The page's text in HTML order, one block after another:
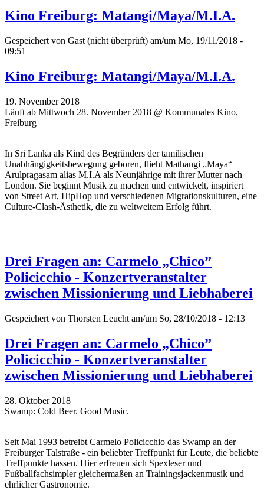
Kino Freiburg: Matangi/Maya/M.I.A.
Gespeichert von Gast (nicht überprüft) am/um Mo, 19/11/2018 -
09:51
Kino Freiburg: Matangi/Maya/M.I.A.
19. November 2018
Läuft ab Mittwoch 28. November 2018 @ Kommunales Kino,
Freiburg
In Sri Lanka als Kind des Begründers der tamilischen
Unabhängigkeitsbewegung geboren, flieht Mathangi „Maya“
Arulpragasam alias M.I.A als Neunjährige mit ihrer Mutter nach
London. Sie beginnt Musik zu machen und entwickelt, inspiriert
von Street Art, HipHop und verschiedenen Migrationskulturen, eine
Culture-Clash-Ästhetik, die zu weltweitem Erfolg führt.
Drei Fragen an: Carmelo „Chico”
Policicchio - Konzertveranstalter
zwischen Missionierung und Liebhaberei
Gespeichert von Thorsten Leucht am/um So, 28/10/2018 - 12:13
Drei Fragen an: Carmelo „Chico”
Policicchio - Konzertveranstalter
zwischen Missionierung und Liebhaberei
28. Oktober 2018
Swamp: Cold Beer. Good Music.
Seit Mai 1993 betreibt Carmelo Policicchio das Swamp an der
Freiburger Talstraße - ein beliebter Treffpunkt für Leute, die beliebte
Treffpunkte hassen. Hier erfreuen sich Spexleser und
Fußballfachsimpler gleichermaßen an Trainingsjackenmusik und
ehrlicher Gastronomie.